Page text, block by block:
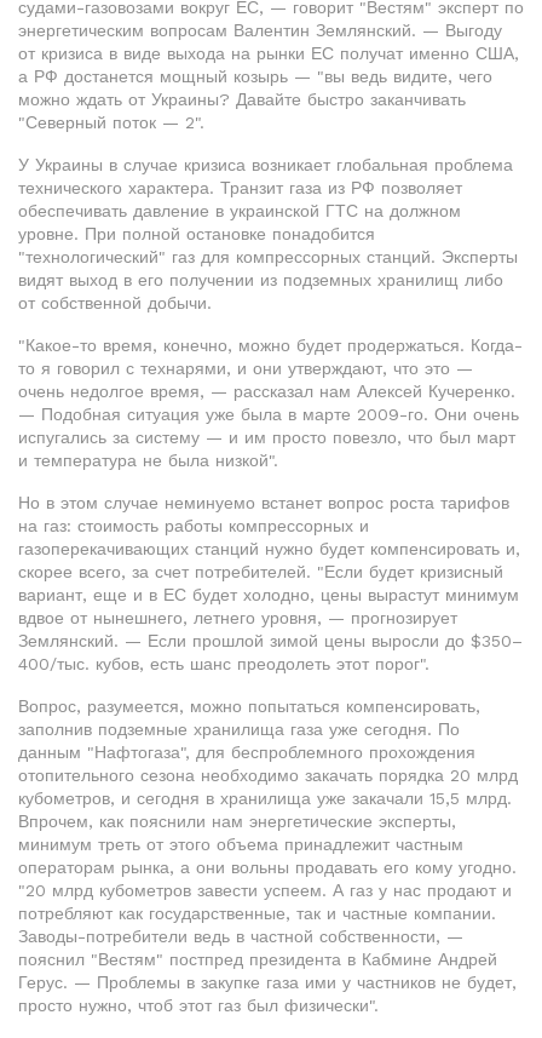
судами-газовозами вокруг ЕС, — говорит "Вестям" эксперт по
энергетическим вопросам Валентин Землянский. — Выгоду
от кризиса в виде выхода на рынки ЕС получат именно США,
а РФ достанется мощный козырь — "вы ведь видите, чего
можно ждать от Украины? Давайте быстро заканчивать
"Северный поток — 2".
У Украины в случае кризиса возникает глобальная проблема
технического характера. Транзит газа из РФ позволяет
обеспечивать давление в украинской ГТС на должном
уровне. При полной остановке понадобится
"технологический" газ для компрессорных станций. Эксперты
видят выход в его получении из подземных хранилищ либо
от собственной добычи.
"Какое-то время, конечно, можно будет продержаться. Когда-
то я говорил с технарями, и они утверждают, что это —
очень недолгое время, — рассказал нам Алексей Кучеренко.
— Подобная ситуация уже была в марте 2009-го. Они очень
испугались за систему — и им просто повезло, что был март
и температура не была низкой".
Но в этом случае неминуемо встанет вопрос роста тарифов
на газ: стоимость работы компрессорных и
газоперекачивающих станций нужно будет компенсировать и,
скорее всего, за счет потребителей. "Если будет кризисный
вариант, еще и в ЕС будет холодно, цены вырастут минимум
вдвое от нынешнего, летнего уровня, — прогнозирует
Землянский. — Если прошлой зимой цены выросли до $350–
400/тыс. кубов, есть шанс преодолеть этот порог".
Вопрос, разумеется, можно попытаться компенсировать,
заполнив подземные хранилища газа уже сегодня. По
данным "Нафтогаза", для беспроблемного прохождения
отопительного сезона необходимо закачать порядка 20 млрд
кубометров, и сегодня в хранилища уже закачали 15,5 млрд.
Впрочем, как пояснили нам энергетические эксперты,
минимум треть от этого объема принадлежит частным
операторам рынка, а они вольны продавать его кому угодно.
"20 млрд кубометров завести успеем. А газ у нас продают и
потребляют как государственные, так и частные компании.
Заводы-потребители ведь в частной собственности, —
пояснил "Вестям" постпред президента в Кабмине Андрей
Герус. — Проблемы в закупке газа ими у частников не будет,
просто нужно, чтоб этот газ был физически".